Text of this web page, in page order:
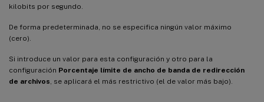
kilobits por segundo.
De forma predeterminada, no se especifica ningún valor máximo
(cero).
Si introduce un valor para esta configuración y otro para la
configuración Porcentaje límite de ancho de banda de redirección
de archivos , se aplicará el más restrictivo (el de valor más bajo).